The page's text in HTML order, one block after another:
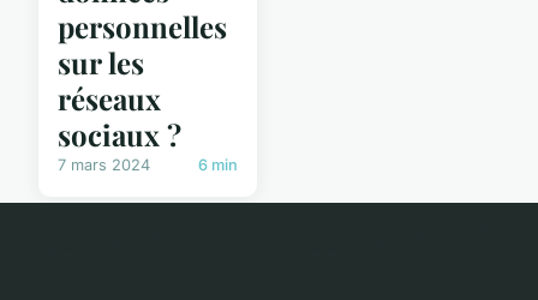
personnelles
sur les
réseaux
sociaux ?
7 mars 2024 6 min